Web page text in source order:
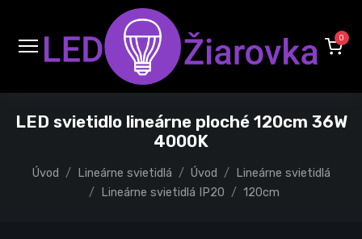
0
LED svietidlo lineárne ploché 120cm 36W
4000K
Úvod Lineárne svietidlá Úvod
Lineárne svietidlá
Lineárne svietidlá IP20
120cm